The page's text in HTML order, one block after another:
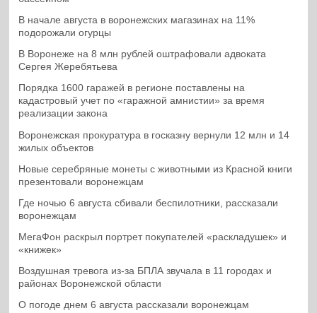
В начале августа в воронежских магазинах на 11%
подорожали огурцы
В Воронеже на 8 млн рублей оштрафовали адвоката
Сергея Жеребятьева
Порядка 1600 гаражей в регионе поставлены на
кадастровый учет по «гаражной амнистии» за время
реализации закона
Воронежская прокуратура в госказну вернули 12 млн и 14
жилых объектов
Новые серебряные монеты с животными из Красной книги
презентовали воронежцам
Где ночью 6 августа сбивали беспилотники, рассказали
воронежцам
МегаФон раскрыл портрет покупателей «раскладушек» и
«книжек»
Воздушная тревога из-за БПЛА звучала в 11 городах и
районах Воронежской области
О погоде днем 6 августа рассказали воронежцам